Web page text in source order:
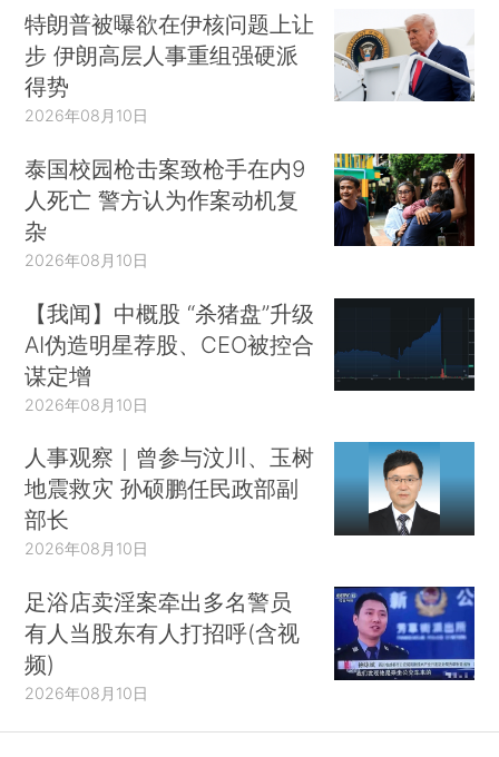
特朗普被曝欲在伊核问题上让
步 伊朗高层人事重组强硬派
得势
2026年08月10日
泰国校园枪击案致枪手在内9
人死亡 警方认为作案动机复
杂
2026年08月10日
【我闻】中概股 “杀猪盘”升级
AI伪造明星荐股、CEO被控合
谋定增
2026年08月10日
人事观察｜曾参与汶川、玉树
地震救灾 孙硕鹏任民政部副
部长
2026年08月10日
足浴店卖淫案牵出多名警员
有人当股东有人打招呼(含视
频)
2026年08月10日